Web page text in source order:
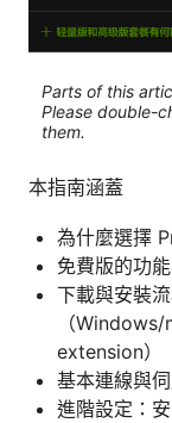
Parts of this
Please double-
them.
本指南涵蓋
為什麼選擇
免費版的功
下載與安裝
（
extension）
基本連線與
進階設定：